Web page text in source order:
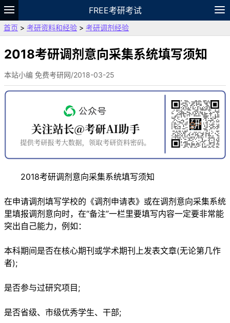
FREE考研考试
题库
故事 专题 APP
VIP
资料
首页 > 考研资料和经验 > 考研调剂经验
2018考研调剂意向采集系统填写须知
本站小编 免费考研网/2018-03-25
2018考研调剂意向采集系统填写须知
在申请调剂填写学校的《调剂申请表》或在调剂意向采集系统
里填报调剂意向时，在“备注”一栏里要填写内容一定要非常能
突出自己能力，例如：
本科期间是否在核心期刊或学术期刊上发表文章(无论第几作
者);
是否参与过研究项目;
是否省级、市级优秀学生、干部;